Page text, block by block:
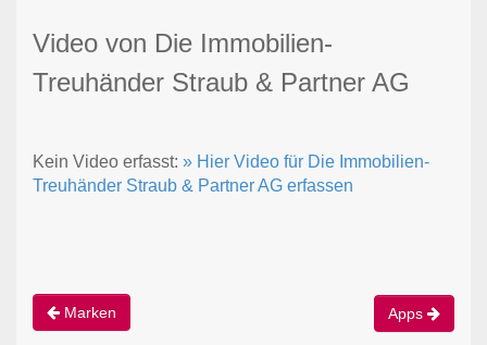
Video von Die Immobilien-
Treuhänder Straub & Partner AG
Kein Video erfasst: » Hier Video für Die Immobilien-
Treuhänder Straub & Partner AG erfassen
Marken Apps